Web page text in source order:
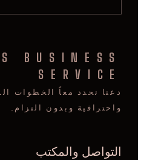
BUSINESS
SERVICE
دعنا نحدد معاً الخطوات
واحترافية وبدون التزام.
التواصل والمكتب